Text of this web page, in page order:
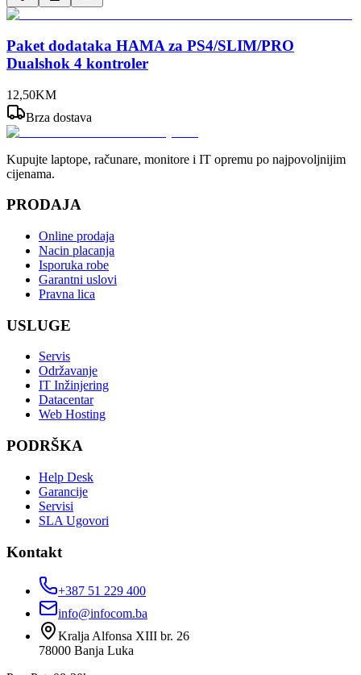
Paket dodataka HAMA za PS4/SLIM/PRO
Dualshok 4 kontroler
12,50KM
Brza dostava
Kupujte laptope, računare, monitore i IT opremu po najpovoljnijim
cijenama.
PRODAJA
Online prodaja
Nacin placanja
Isporuka robe
Garantni uslovi
Pravna lica
USLUGE
Servis
Održavanje
IT Inžinjering
Datacentar
Web Hosting
PODRŠKA
Help Desk
Garancije
Servisi
SLA Ugovori
Kontakt
+387 51 229 400
info@infocom.ba
Kralja Alfonsa XIII br. 26
78000 Banja Luka